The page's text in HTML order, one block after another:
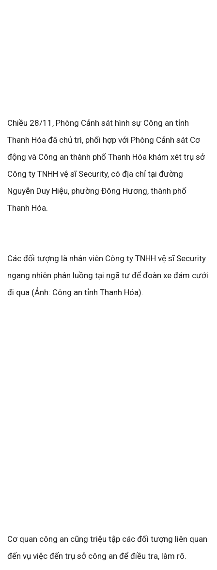
Chiều 28/11, Phòng Cảnh sát hình sự Công an tỉnh
Thanh Hóa đã chủ trì, phối hợp với Phòng Cảnh sát Cơ
động và Công an thành phố Thanh Hóa khám xét trụ sở
Công ty TNHH vệ sĩ Security, có địa chỉ tại đường
Nguyễn Duy Hiệu, phường Đông Hương, thành phố
Thanh Hóa.
Các đối tượng là nhân viên Công ty TNHH vệ sĩ Security
ngang nhiên phân luồng tại ngã tư để đoàn xe đám cưới
đi qua (Ảnh: Công an tỉnh Thanh Hóa).
Cơ quan công an cũng triệu tập các đối tượng liên quan
đến vụ việc đến trụ sở công an để điều tra, làm rõ.